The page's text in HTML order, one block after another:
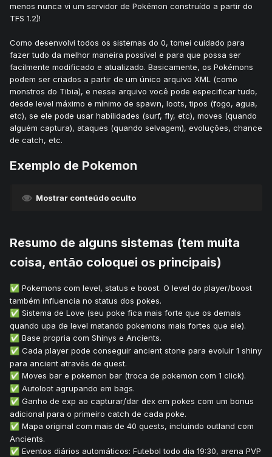
menos nunca vi um servidor de Pokémon construído a partir do
TFS 1.2)!
Como desenvolvi todos os sistemas do 0, tomei cuidado para
fazer tudo da melhor maneira possível e para que possa ser
facilmente modificado e atualizado. Basicamente, os Pokémons
podem ser criados a partir de um único arquivo XML (como
monstros do Tibia), e nesse arquivo você pode especificar tudo,
desde level máximo e mínimo de spawn, loots, tipos (fogo, agua,
etc), se ele pode usar habilidades (surf, fly, etc), moves (quando
alguém captura), ataques (quando selvagem), evoluções, chance
de catch, etc.
Exemplo de Pokemon
Mostrar conteúdo oculto
Resumo de alguns sistemas (tem muita
coisa, então coloquei os principais)
✅ Pokemons com level, status e boost. O level do player/boost
também influencia no status dos pokes.
✅ Sistema de Love (seu poke fica mais forte que os demais
quando upa de level matando pokemons mais fortes que ele).
✅ Base propria com Shinys e Ancients.
✅ Cada player pode conseguir ancient stone para evoluir 1 shiny
para ancient através de quest.
✅ Moves bar e pokemon bar (troca de pokemon com 1 click).
✅ Autoloot agrupando em bags.
✅ Ganho de exp ao capturar/dar dex em pokes com um bonus
adicional para o primeiro catch de cada poke.
✅ Mapa original com mais de 40 quests, incluindo outland com
Ancients.
✅ Eventos diários automáticos: Futebol todo dia 19:30, arena PVP